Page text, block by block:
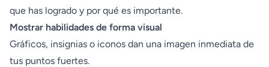
que has logrado y por qué es importante.
Mostrar habilidades de forma visual
Gráficos, insignias o iconos dan una imagen inmediata de
tus puntos fuertes.